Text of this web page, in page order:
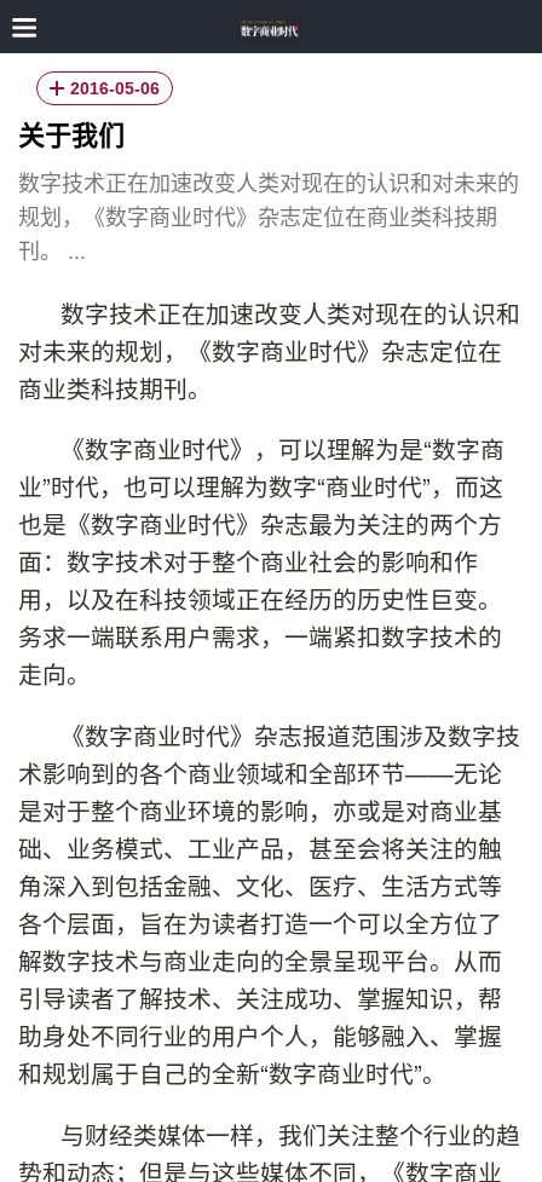
2016-05-06
关于我们
数字技术正在加速改变人类对现在的认识和对未来的
规划，《数字商业时代》杂志定位在商业类科技期
刊。 ...
数字技术正在加速改变人类对现在的认识和
对未来的规划，《数字商业时代》杂志定位在
商业类科技期刊。
《数字商业时代》，可以理解为是“数字商
业”时代，也可以理解为数字“商业时代”，而这
也是《数字商业时代》杂志最为关注的两个方
面：数字技术对于整个商业社会的影响和作
用，以及在科技领域正在经历的历史性巨变。
务求一端联系用户需求，一端紧扣数字技术的
走向。
《数字商业时代》杂志报道范围涉及数字技
术影响到的各个商业领域和全部环节——无论
是对于整个商业环境的影响，亦或是对商业基
础、业务模式、工业产品，甚至会将关注的触
角深入到包括金融、文化、医疗、生活方式等
各个层面，旨在为读者打造一个可以全方位了
解数字技术与商业走向的全景呈现平台。从而
引导读者了解技术、关注成功、掌握知识，帮
助身处不同行业的用户个人，能够融入、掌握
和规划属于自己的全新“数字商业时代”。
与财经类媒体一样，我们关注整个行业的趋
势和动态；但是与这些媒体不同，《数字商业